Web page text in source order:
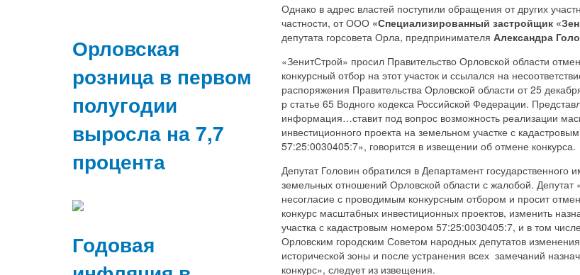
Однако в адрес властей поступили обращения от других
частности, от ООО «Специализированный застройщик
депутата горсовета Орла, предпринимателя Александра
«ЗенитСтрой» просил Правительство Орловской области
конкурсный отбор на этот участок и ссылался на
распоряжения Правительства Орловской области от 25
р статье 65 Водного кодекса Российской Федерации.
информация…ставит под вопрос возможность реализации
инвестиционного проекта на земельном участке с
57:25:0030405:7», говорится в извещении об отмене конкурса.
Депутат Головин обратился в Департамент государственного
земельных отношений Орловской области с жалобой. Депутат
несогласие с проводимым конкурсным отбором и просит
конкурс масштабных инвестиционных проектов, изменить
участка с кадастровым номером 57:25:0030405:7, и в том
Орловским городским Советом народных депутатов
исторической зоны и после устранения всех замечаний
конкурс», следует из извещения.
Орловская
розница в первом
полугодии
выросла на 7,7
процента
Годовая